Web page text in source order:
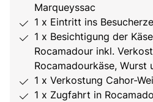
Marqueyssac
1 x Eintritt ins
1 x Besichtigung der
Rocamadour inkl.
Rocamadourkäse, Wurst
1 x Verkostung Cahor-
1 x Zugfahrt in